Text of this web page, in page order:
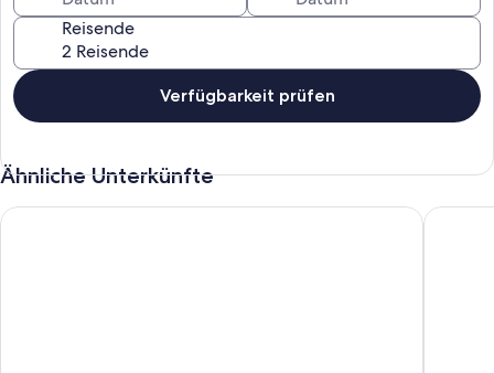
jederzeit ins Wasser zu gelangen.
Reisende
Verfügbarkeit prüfen
Ähnliche Unterkünfte
Belmar 18 a 3 bedroom oceanfront apartment fully ACBelmar